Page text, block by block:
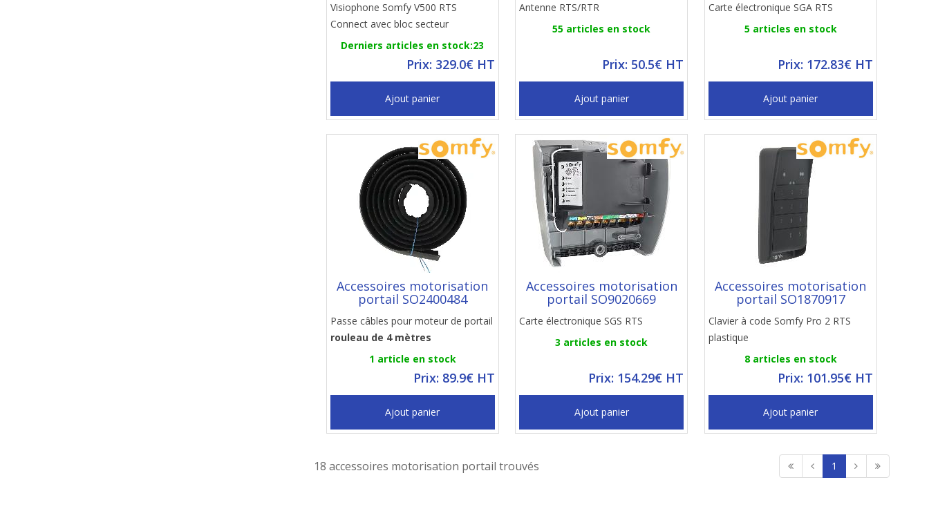
Visiophone Somfy V500 RTS
Connect avec bloc secteur
Derniers articles en stock:23
Prix: 329.0€ HT
Ajout panier
Antenne RTS/RTR
55 articles en stock
Prix: 50.5€ HT
Ajout panier
Carte électronique SGA RTS
5 articles en stock
Prix: 172.83€ HT
Ajout panier
Accessoires motorisation
portail SO2400484
Passe câbles pour moteur de portail
rouleau de 4 mètres
1 article en stock
Prix: 89.9€ HT
Ajout panier
Accessoires motorisation
portail SO9020669
Carte électronique SGS RTS
3 articles en stock
Prix: 154.29€ HT
Ajout panier
Accessoires motorisation
portail SO1870917
Clavier à code Somfy Pro 2 RTS
plastique
8 articles en stock
Prix: 101.95€ HT
Ajout panier
18 accessoires motorisation portail trouvés 1